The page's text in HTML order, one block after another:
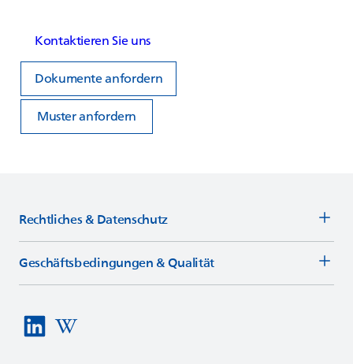
Kontaktieren Sie uns
Dokumente anfordern
Muster anfordern
Rechtliches & Datenschutz
Geschäftsbedingungen & Qualität